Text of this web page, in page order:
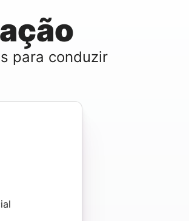
para conduzir